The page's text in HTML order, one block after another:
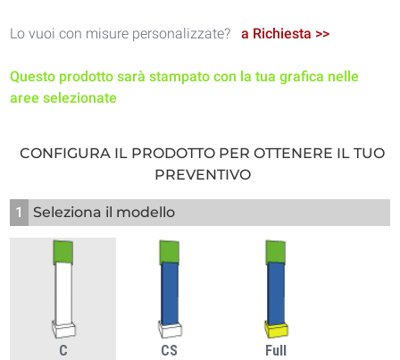
Lo vuoi con misure personalizzate? a Richiesta >>
Questo prodotto sarà stampato con la tua grafica nelle
aree selezionate
CONFIGURA IL PRODOTTO PER OTTENERE IL TUO
PREVENTIVO
1 Seleziona il modello
C CS Full